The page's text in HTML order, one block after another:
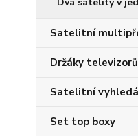
Satelitní
Držáky televizorů
Satelitní
Set top boxy